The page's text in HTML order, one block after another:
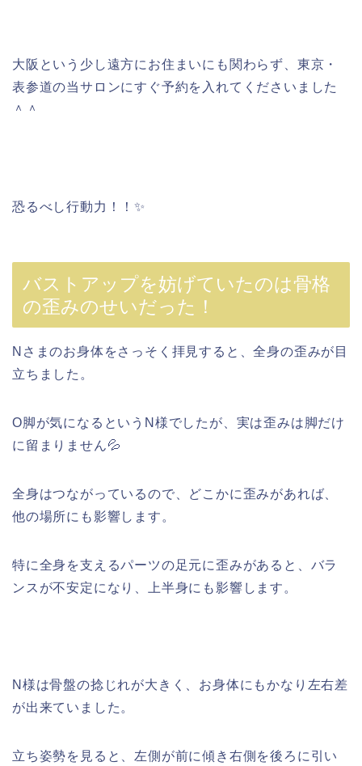
大阪という少し遠方にお住まいにも関わらず、東京・
表参道の当サロンにすぐ予約を入れてくださいました
＾＾
恐るべし行動力！！✨
バストアップを妨げていたのは骨格
の歪みのせいだった！
Nさまのお身体をさっそく拝見すると、全身の歪みが目
立ちました。
O脚が気になるというN様でしたが、実は歪みは脚だけ
に留まりません💦
全身はつながっているので、どこかに歪みがあれば、
他の場所にも影響します。
特に全身を支えるパーツの足元に歪みがあると、バラ
ンスが不安定になり、上半身にも影響します。
N様は骨盤の捻じれが大きく、お身体にもかなり左右差
が出来ていました。
立ち姿勢を見ると、左側が前に傾き右側を後ろに引い